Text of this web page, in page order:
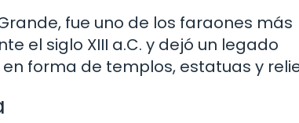
fue uno de los faraones más
el siglo XIII a.C. y dejó un legado
forma de templos, estatuas y